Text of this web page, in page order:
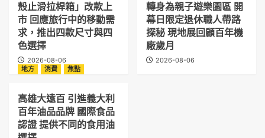
殼止滑拉桿箱」改款上
市 回應旅行中的移動需
求，推出四款尺寸與四
色選擇
2026-08-06
轉身為親子遊樂園區 開
幕日限定退休職人帶路
探秘 現地展回顧百年機
廠歲月
2026-08-06
地方
消費 焦點
高雄大遠百 引進義大利
百年油品品牌 國際食品
認證 提供不同的食用油